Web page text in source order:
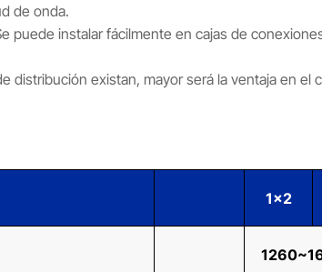
de onda.
puede instalar fácilmente en cajas de
distribución existan, mayor será la ventaja en el
1x2